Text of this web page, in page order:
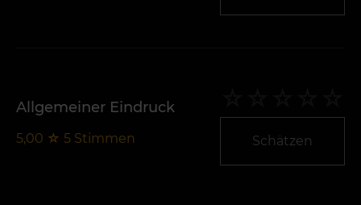
Allgemeiner Eindruck
5,00 ☆ 5 Stimmen Schätzen